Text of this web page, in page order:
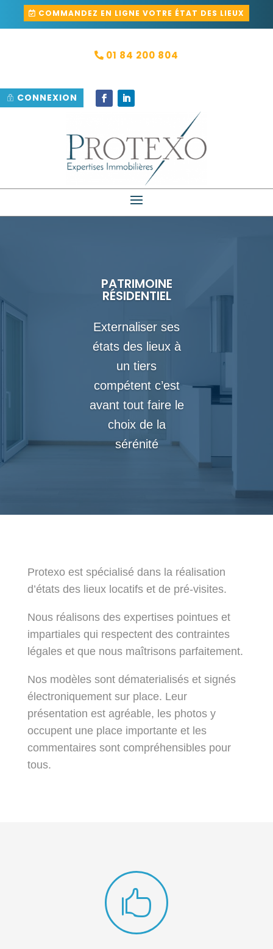
COMMANDEZ EN LIGNE VOTRE ÉTAT DES LIEUX
01 84 200 804
CONNEXION
PATRIMOINE
RÉSIDENTIEL
Externaliser ses
états des lieux à
un tiers
compétent c’est
avant tout faire le
choix de la
sérénité
Protexo est spécialisé dans la réalisation
d’états des lieux locatifs et de pré-visites.
Nous réalisons des expertises pointues et
impartiales qui respectent des contraintes
légales et que nous maîtrisons parfaitement.
Nos modèles sont dématerialisés et signés
électroniquement sur place. Leur
présentation est agréable, les photos y
occupent une place importante et les
commentaires sont compréhensibles pour
tous.
